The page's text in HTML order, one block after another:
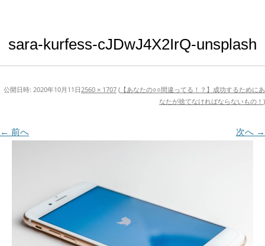
sara-kurfess-cJDwJ4X2IrQ-unsplash
公開日時: 2020年10月11日2560 × 1707 ( 【あなたの○○間違ってる！？】成功するためにあ
なたが捨てなければならないもの！ )
← 前へ 次へ →